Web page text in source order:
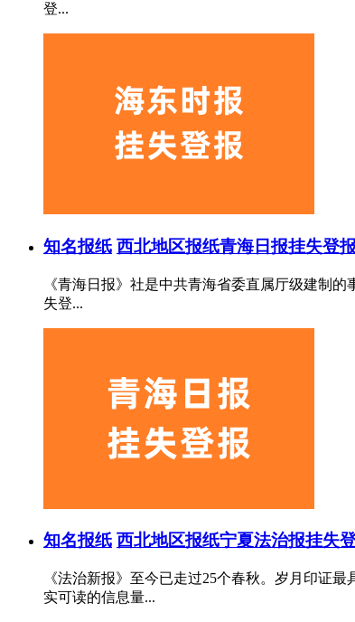
登...
知名报纸 西北地区报纸青海日报挂失登
《青海日报》社是中共青海省委直属厅级建制
失登...
知名报纸 西北地区报纸宁夏法治报挂失
《法治新报》至今已走过25个春秋。岁月印证
实可读的信息量...